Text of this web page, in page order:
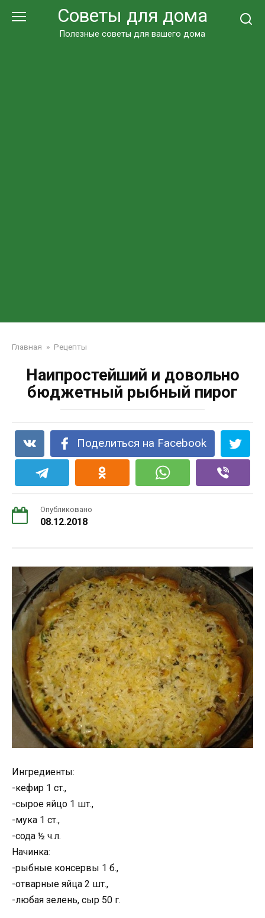
Советы для дома
Полезные советы для вашего дома
Главная » Рецепты
Наипростейший и довольно
бюджетный рыбный пирог
Поделиться на Facebook
Опубликовано
08.12.2018
Ингредиенты:
-кефир 1 ст.,
-сырое яйцо 1 шт.,
-мука 1 ст.,
-сода ½ ч.л.
Начинка:
-рыбные консервы 1 б.,
-отварные яйца 2 шт.,
-любая зелень, сыр 50 г.